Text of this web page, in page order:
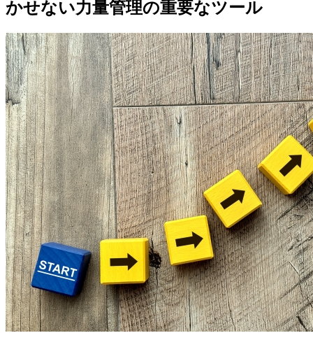
かせない力量管理の重要なツール